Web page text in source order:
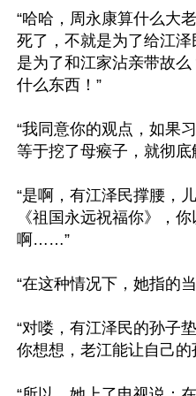
“哈哈，周永康算什么大
死了，不就是为了给江
是为了和江家沾亲带故
什么东西！”
“我同意你的观点，如果
等于挖了母瘊子，就彻底
“是啊，有江泽民撑腰，
《祖国永远祝福你》，
啊……”
“在这种情况下，她指的
“对喽，有江泽民的孙子
你想想，老江能让自己的